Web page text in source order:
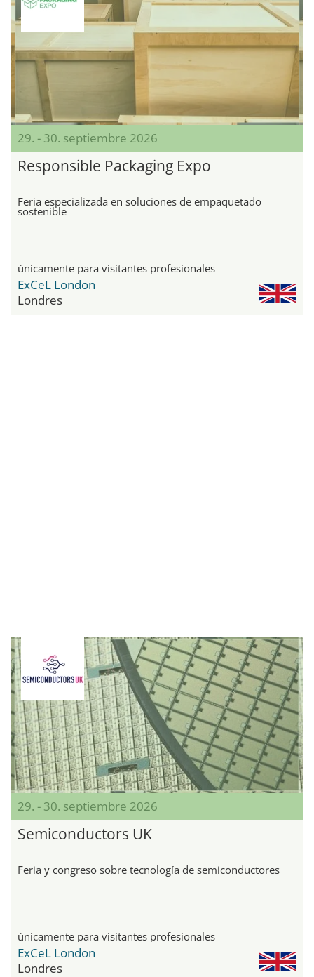
29. - 30. septiembre 2026
Responsible Packaging Expo
Feria especializada en soluciones de empaquetado
sostenible
únicamente para visitantes profesionales
ExCeL London
Londres
29. - 30. septiembre 2026
Semiconductors UK
Feria y congreso sobre tecnología de semiconductores
únicamente para visitantes profesionales
ExCeL London
Londres